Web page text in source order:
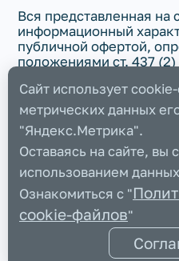
Вся представленная на
информационный
публичной офертой,
положениями ст. 437
изменена в любое
уведомления.
Политика использования
COOKIE-файлов
Политика обработки
персональных данных
Пользовательское
Все права защищены@
ООО "АПС”. Все права
Сайт использует
метрических данных
"Яндекс.Метрика".
Оставаясь на сайте, вы
использованием
Ознакомиться с "
cookie-файлов"